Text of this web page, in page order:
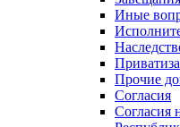
Иные
Прочие
Согласия
Согласия